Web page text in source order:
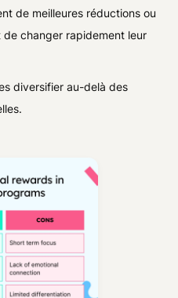
de meilleures réductions ou
changer rapidement leur
diversifier au-delà des